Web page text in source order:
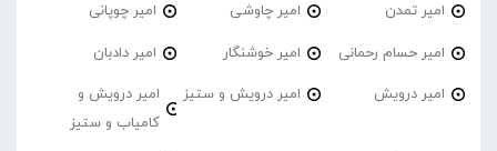
امیر تمدن امیر چاوشی امیر چوپانی
امیر حسام رحمانی امیر خوشنگار امیر دادبان
امیر درویش امیر درویش و ستیز
امیر درویش و
کامیاب و ستیز